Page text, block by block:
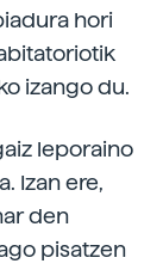
hori
izango du.
leporaino
Izan ere,
den
pisatzen